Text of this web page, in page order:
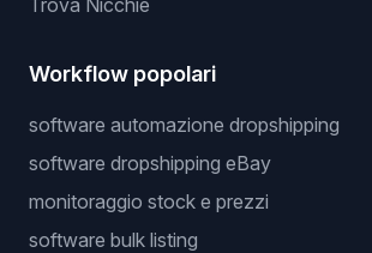
Trova Nicchie
Workflow popolari
software automazione dropshipping
software dropshipping eBay
monitoraggio stock e prezzi
software bulk listing